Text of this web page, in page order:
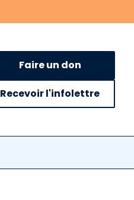
Faire un don
Recevoir l'infolettre